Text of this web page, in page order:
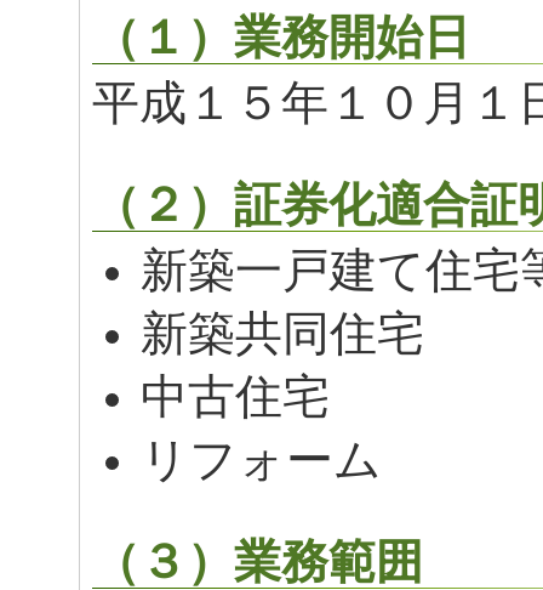
（１）業務開始日
平成１５年１０月１
（２）証券化適合
新築一戸建て住宅
新築共同住宅
中古住宅
リフォーム
（３）業務範囲